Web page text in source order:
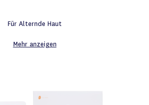
Für Alternde Haut
Mehr anzeigen